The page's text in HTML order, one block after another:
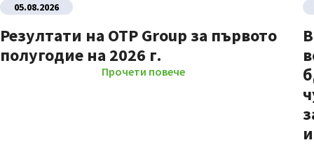
05.08.2026
Резултати на OTP Group за първото
полугодие на 2026 г.
Прочети повече